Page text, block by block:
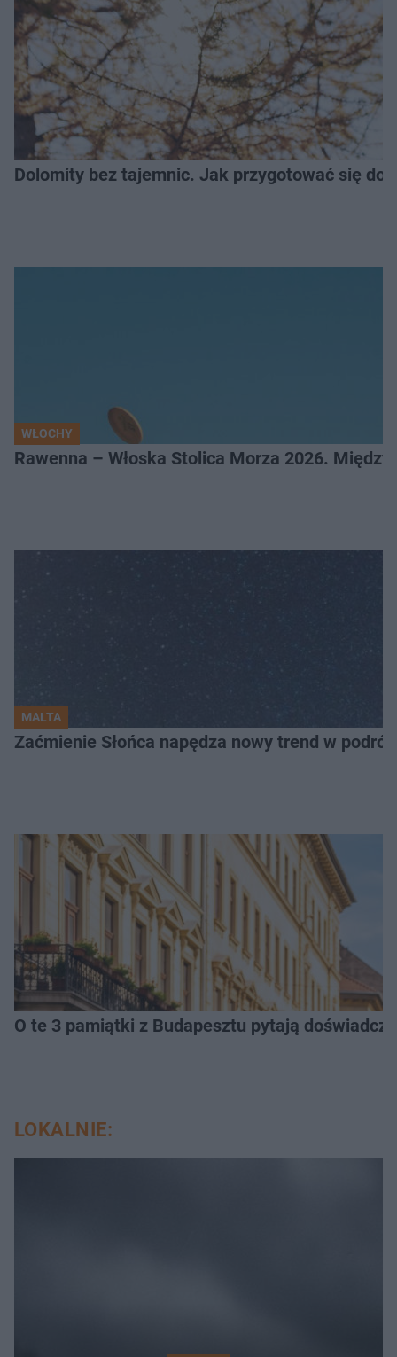
Dolomity bez tajemnic. Jak przygotować się do
WŁOCHY
Rawenna – Włoska Stolica Morza 2026.
MALTA
Zaćmienie Słońca napędza nowy trend w
O te 3 pamiątki z Budapesztu pytają
LOKALNIE: